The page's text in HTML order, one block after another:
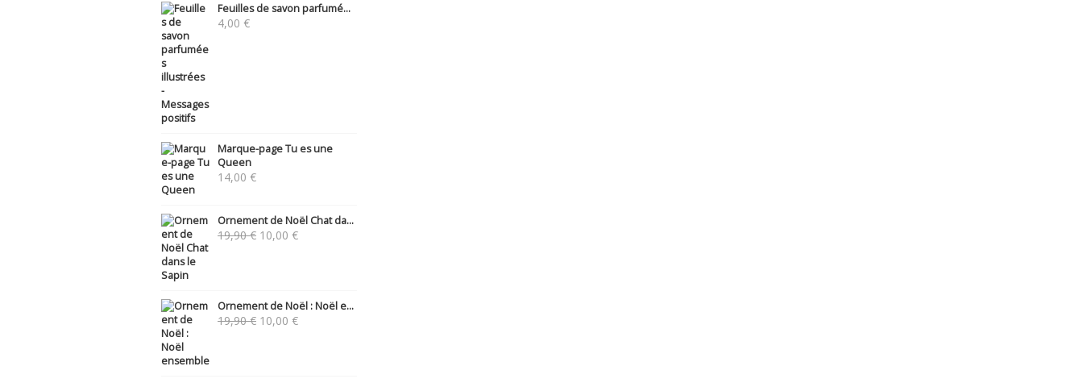
Feuilles de savon parfumé...
4,00 €
Marque-page Tu es une
Queen
14,00 €
Ornement de Noël Chat da...
19,90€ Le
10,00 €Le
Ornement de Noël : Noël e...
19,90€ Le
10,00 €Le